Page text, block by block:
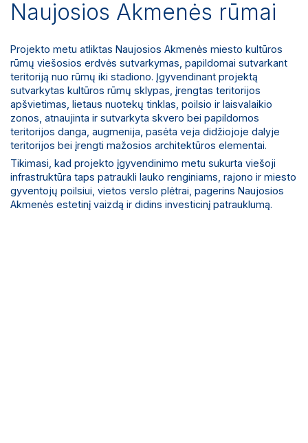
Naujosios Akmenės rūmai
Projekto metu atliktas Naujosios Akmenės miesto kultūros
rūmų viešosios erdvės sutvarkymas, papildomai sutvarkant
teritoriją nuo rūmų iki stadiono. Įgyvendinant projektą
sutvarkytas kultūros rūmų sklypas, įrengtas teritorijos
apšvietimas, lietaus nuotekų tinklas, poilsio ir laisvalaikio
zonos, atnaujinta ir sutvarkyta skvero bei papildomos
teritorijos danga, augmenija, pasėta veja didžiojoje dalyje
teritorijos bei įrengti mažosios architektūros elementai.
Tikimasi, kad projekto įgyvendinimo metu sukurta viešoji
infrastruktūra taps patraukli lauko renginiams, rajono ir miesto
gyventojų poilsiui, vietos verslo plėtrai, pagerins Naujosios
Akmenės estetinį vaizdą ir didins investicinį patrauklumą.